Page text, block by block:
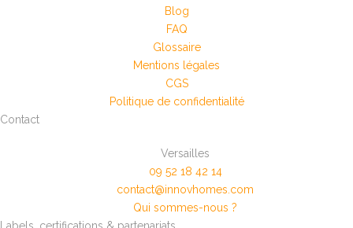
Blog
FAQ
Glossaire
Mentions légales
CGS
Politique de confidentialité
Contact
Versailles
09 52 18 42 14
contact@innovhomes.com
Qui sommes-nous ?